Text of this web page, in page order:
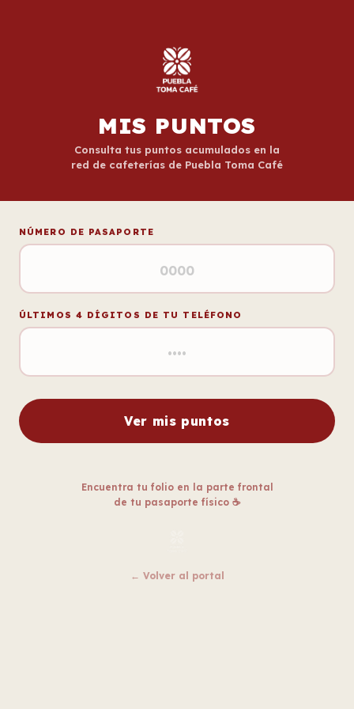
MIS PUNTOS
Consulta tus puntos acumulados en la
red de cafeterías de Puebla Toma Café
NÚMERO DE PASAPORTE
ÚLTIMOS 4 DÍGITOS DE TU TELÉFONO
Ver mis puntos
Encuentra tu folio en la parte frontal
de tu pasaporte físico ☕
← Volver al portal